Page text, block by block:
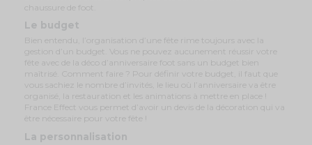
chaussure de foot.
Le budget
Bien entendu, l’organisation d’une fête rime toujours avec la
gestion d’un budget. Vous ne pouvez aucunement réussir votre
fête avec de la déco d’anniversaire foot sans un budget bien
maîtrisé. Comment faire ? Pour définir votre budget, il faut que
vous sachiez le nombre d’invités, le lieu où l’anniversaire va être
organisé, la restauration et les animations à mettre en place !
France Effect vous permet d’avoir un devis de la décoration qui va
être nécessaire pour votre fête !
La personnalisation